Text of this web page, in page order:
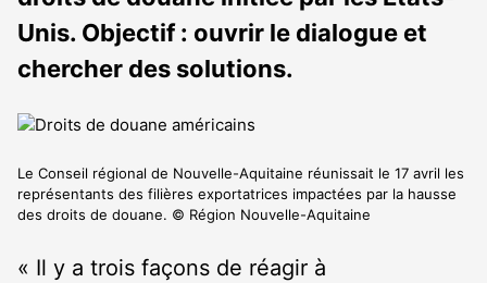
Unis. Objectif : ouvrir le dialogue et
chercher des solutions.
Le Conseil régional de Nouvelle-Aquitaine réunissait le 17 avril les
représentants des filières exportatrices impactées par la hausse
des droits de douane. © Région Nouvelle-Aquitaine
« Il y a trois façons de réagir à